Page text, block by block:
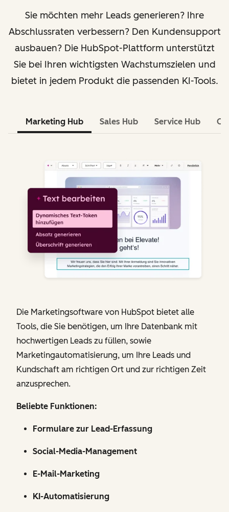
Sie möchten mehr Leads generieren? Ihre
Abschlussraten verbessern? Den Kundensupport
ausbauen? Die HubSpot-Plattform unterstützt
Sie bei Ihren wichtigsten Wachstumszielen und
bietet in jedem Produkt die passenden KI-Tools.
Marketing Hub Sales Hub Service Hub
Die Marketingsoftware von HubSpot bietet alle
Tools, die Sie benötigen, um Ihre Datenbank mit
hochwertigen Leads zu füllen, sowie
Marketingautomatisierung, um Ihre Leads und
Kundschaft am richtigen Ort und zur richtigen Zeit
anzusprechen.
Beliebte Funktionen:
Formulare zur Lead-Erfassung
Social-Media-Management
E-Mail-Marketing
KI-Automatisierung